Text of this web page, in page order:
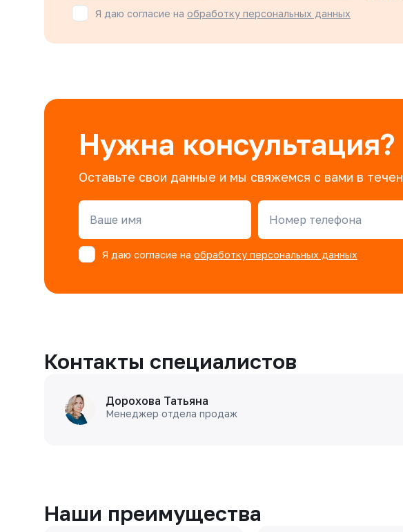
Я даю согласие на обработку персональных данных
Нужна консультация?
Оставьте свои данные и мы свяжемся с вами в
Ваше имя Номер телефона
Я даю согласие на обработку персональных данных
Контакты специалистов
Дорохова Татьяна
Менеджер отдела продаж
Наши преимущества